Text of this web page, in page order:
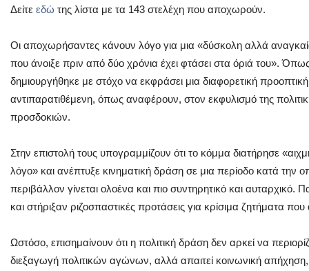
Δείτε εδώ της λίστα με τα 143 στελέχη που αποχωρούν.
Οι αποχωρήσαντες κάνουν λόγο για μια «δύσκολη αλλά
που άνοιξε πριν από δύο χρόνια έχει φτάσει στα όριά του».
δημιουργήθηκε με στόχο να εκφράσει μια διαφορετική
αντιπαρατιθέμενη, όπως αναφέρουν, στον εκφυλισμό της
προσδοκιών.
Στην επιστολή τους υπογραμμίζουν ότι το κόμμα διατήρησε
λόγο» και ανέπτυξε κινηματική δράση σε μια περίοδο κατά την
περιβάλλον γίνεται ολοένα και πιο συντηρητικό και αυταρχικό.
και στήριξαν ριζοσπαστικές προτάσεις για κρίσιμα ζητήματα
Ωστόσο, επισημαίνουν ότι η πολιτική δράση δεν αρκεί να
διεξαγωγή πολιτικών αγώνων, αλλά απαιτεί κοινωνική